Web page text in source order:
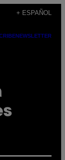
+ ESPAÑOL
NEWSLETTER